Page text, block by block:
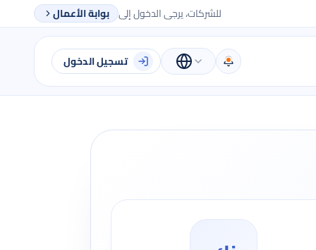
للشركات، يرجى الدخول إلى بوابة الأعمال
تسجيل الدخول